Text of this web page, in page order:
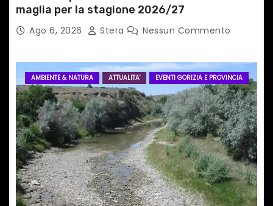
maglia per la stagione 2026/27
Ago 6, 2026 Stera Nessun Commento
AMBIENTE & NATURA ATTUALITA' EVENTI GORIZIA E PROVINCIA